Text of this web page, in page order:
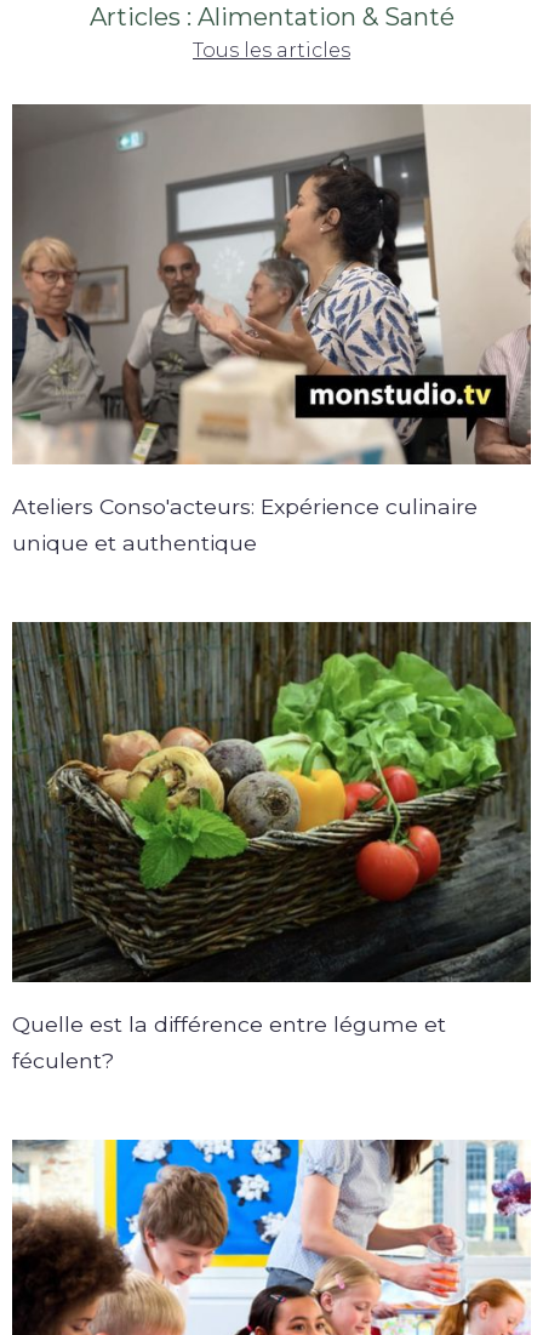
Articles : Alimentation & Santé
Tous les articles
Ateliers Conso'acteurs: Expérience culinaire
unique et authentique
Quelle est la différence entre légume et
féculent?